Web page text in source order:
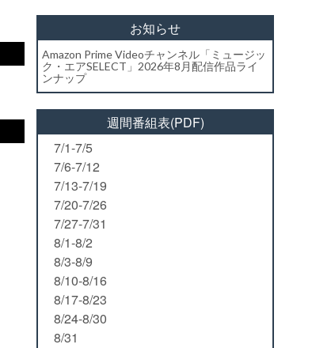
お知らせ
Amazon Prime Videoチャンネル「ミュージッ
ク・エアSELECT」2026年8月配信作品ライ
ンナップ
週間番組表(PDF)
7/1-7/5
7/6-7/12
7/13-7/19
7/20-7/26
7/27-7/31
8/1-8/2
8/3-8/9
8/10-8/16
8/17-8/23
8/24-8/30
8/31